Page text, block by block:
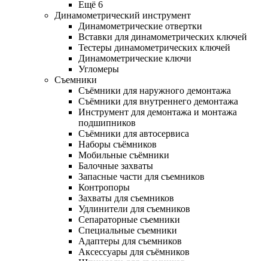
Ещё 6
Динамометрический инструмент
Динамометрические отвертки
Вставки для динамометрических ключей
Тестеры динамометрических ключей
Динамометрические ключи
Угломеры
Съемники
Съёмники для наружного демонтажа
Съёмники для внутреннего демонтажа
Инструмент для демонтажа и монтажа
подшипников
Съёмники для автосервиса
Наборы съёмников
Мобильные съёмники
Балочные захваты
Запасные части для съемников
Контропоры
Захваты для съемников
Удлинители для съемников
Сепараторные съемники
Специальные съемники
Адаптеры для съемников
Аксессуары для съёмников